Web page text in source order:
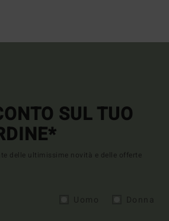
SUL TUO
delle ultimissime novità e delle offerte